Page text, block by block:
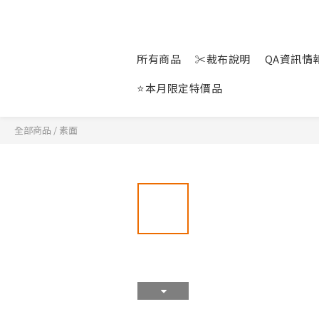
所有商品 ✂裁布說明
QA資訊情
⭐本月限定特價品
全部商品 /素面